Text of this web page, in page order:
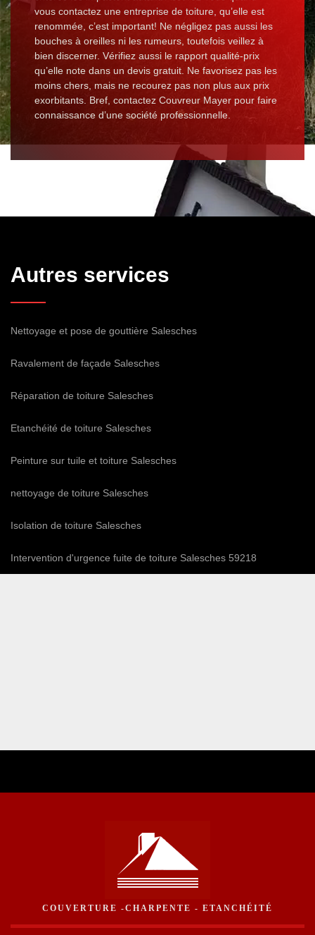
vous contactez une entreprise de toiture, qu’elle est
renommée, c’est important! Ne négligez pas aussi les
bouches à oreilles ni les rumeurs, toutefois veillez à
bien discerner. Vérifiez aussi le rapport qualité-prix
qu’elle note dans un devis gratuit. Ne favorisez pas les
moins chers, mais ne recourez pas non plus aux prix
exorbitants. Bref, contactez Couvreur Mayer pour faire
connaissance d’une société professionnelle.
Autres services
Nettoyage et pose de gouttière Salesches
Ravalement de façade Salesches
Réparation de toiture Salesches
Etanchéité de toiture Salesches
Peinture sur tuile et toiture Salesches
nettoyage de toiture Salesches
Isolation de toiture Salesches
Intervention d'urgence fuite de toiture Salesches 59218
COUVERTURE -CHARPENTE - ETANCHÉITÉ